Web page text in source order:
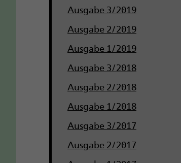
Ausgabe 3/2019
Ausgabe 2/2019
Ausgabe 1/2019
Ausgabe 3/2018
Ausgabe 2/2018
Ausgabe 1/2018
Ausgabe 3/2017
Ausgabe 2/2017